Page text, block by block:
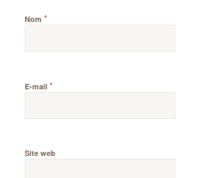
Nom *
E-mail *
Site web